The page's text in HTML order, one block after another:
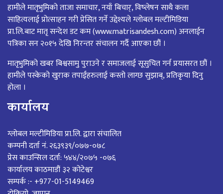
हामीले मातृभुमिको ताजा समाचार, नयाँ बिचार्, विष्लेषन साथै कला
साहित्यलाई प्रोत्साहन गरी प्रेसित गर्ने उद्देश्यले ग्लोबल मल्टीमिडिया
प्रा.लि.बाट मातृ सन्देश डट कम (www.matrisandesh.com) अनलाईन
पत्रिका सन २०१५ देखि निरन्तर संचालन गर्दै आएका छौं ।
मातृभुमिको खबर बिश्वसामु पुराउने र समाजलाई सूसुचित गर्न प्रयासरत छौं ।
हामीले पस्केको खुराक तपाईंहरुलाई कस्तो लाग्छ सुझाब्, प्रतिकृया दिनु
होला ।
कार्यालय
ग्लोबल मल्टीमिडिया प्रा.लि. द्वारा संचालित
कम्पनी दर्ता नं. २६३९३९/०७७-०७८
प्रेस काउन्सिल दर्ता: ५४४/२०७५ -०७६
कार्यालय काठमाडौं ३२ कोटेश्वर
सम्पर्क :- +977-01-5149469